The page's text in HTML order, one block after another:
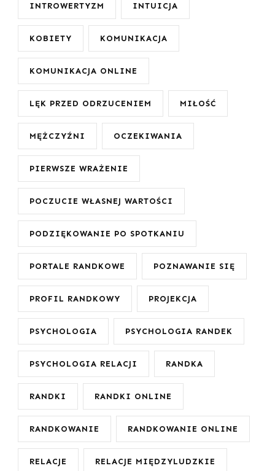
INTROWERTYZM INTUICJA
KOBIETY KOMUNIKACJA
KOMUNIKACJA ONLINE
LĘK PRZED ODRZUCENIEM MIŁOŚĆ
MĘŻCZYŹNI OCZEKIWANIA
PIERWSZE WRAŻENIE
POCZUCIE WŁASNEJ WARTOŚCI
PODZIĘKOWANIE PO SPOTKANIU
PORTALE RANDKOWE POZNAWANIE SIĘ
PROFIL RANDKOWY PROJEKCJA
PSYCHOLOGIA PSYCHOLOGIA RANDEK
PSYCHOLOGIA RELACJI RANDKA
RANDKI RANDKI ONLINE
RANDKOWANIE RANDKOWANIE ONLINE
RELACJE RELACJE MIĘDZYLUDZKIE